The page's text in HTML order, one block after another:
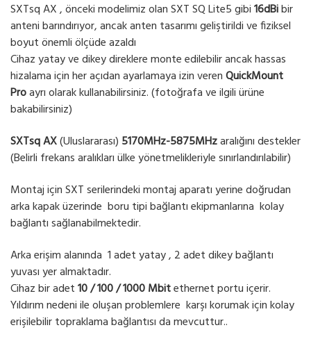
SXTsq AX , önceki modelimiz olan SXT SQ Lite5 gibi16dBibir
anteni barındırıyor, ancak anten tasarımı geliştirildi ve fiziksel
boyut önemli ölçüde azaldı
Cihaz yatay ve dikey direklere monte edilebilir ancak hassas
hizalama için her açıdan ayarlamaya izin verenQuickMount
Proayrı olarak kullanabilirsiniz. (fotoğrafa ve ilgili ürüne
bakabilirsiniz)
SXTsq AX(Uluslararası) 5170MHz-5875MHzaralığını destekler
(Belirli frekans aralıkları ülke yönetmelikleriyle sınırlandırılabilir)
Montaj için SXT serilerindeki montaj aparatı yerine doğrudan
arka kapak üzerinde boru tipi bağlantı ekipmanlarına kolay
bağlantı sağlanabilmektedir.
Arka erişim alanında 1 adet yatay , 2 adet dikey bağlantı
yuvası yer almaktadır.
Cihaz bir adet10 / 100 / 1000 Mbitethernet portu içerir.
Yıldırım nedeni ile oluşan problemlere karşı korumak için kolay
erişilebilir topraklama bağlantısı da mevcuttur..